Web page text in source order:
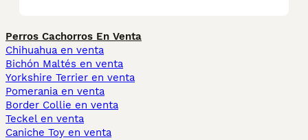
Perros Cachorros En Venta
Chihuahua en venta
Bichón Maltés en venta
Yorkshire Terrier en venta
Pomerania en venta
Border Collie en venta
Teckel en venta
Caniche Toy en venta